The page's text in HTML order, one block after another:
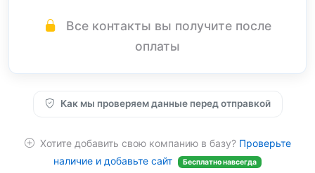
Все контакты вы получите после
оплаты
Как мы проверяем данные перед отправкой
Хотите добавить свою компанию в базу? Проверьте
наличие и добавьте сайт
Бесплатно навсегда